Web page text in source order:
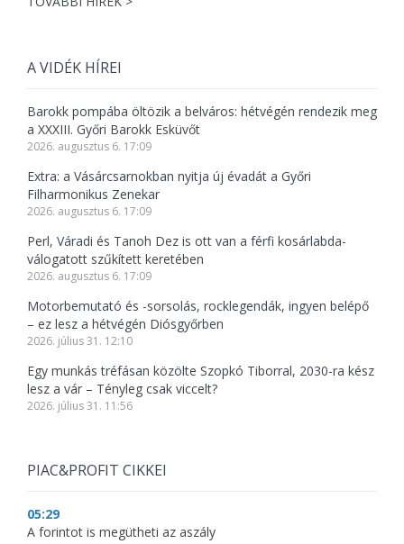
A VIDÉK HÍREI
Barokk pompába öltözik a belváros: hétvégén rendezik meg
a XXXIII. Győri Barokk Esküvőt
2026. augusztus 6. 17:09
Extra: a Vásárcsarnokban nyitja új évadát a Győri
Filharmonikus Zenekar
2026. augusztus 6. 17:09
Perl, Váradi és Tanoh Dez is ott van a férfi kosárlabda-
válogatott szűkített keretében
2026. augusztus 6. 17:09
Motorbemutató és -sorsolás, rocklegendák, ingyen belépő
– ez lesz a hétvégén Diósgyőrben
2026. július 31. 12:10
Egy munkás tréfásan közölte Szopkó Tiborral, 2030-ra kész
lesz a vár – Tényleg csak viccelt?
2026. július 31. 11:56
PIAC&PROFIT CIKKEI
05:29
A forintot is megütheti az aszály